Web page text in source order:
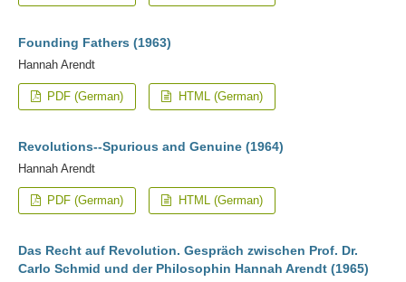
Founding Fathers (1963)
Hannah Arendt
PDF (German) HTML (German)
Revolutions--Spurious and Genuine (1964)
Hannah Arendt
PDF (German) HTML (German)
Das Recht auf Revolution. Gespräch zwischen Prof. Dr.
Carlo Schmid und der Philosophin Hannah Arendt (1965)